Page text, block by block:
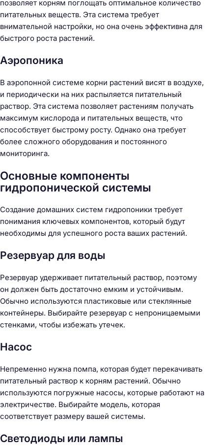
позволяет корням поглощать оптимальное количество
питательных веществ. Эта система требует
внимательной настройки, но она очень эффективна для
быстрого роста растений.
Аэропоника
В аэропонной системе корни растений висят в воздухе,
и периодически на них распыляется питательный
раствор. Эта система позволяет растениям получать
максимум кислорода и питательных веществ, что
способствует быстрому росту. Однако она требует
более сложного оборудования и постоянного
мониторинга.
Основные компоненты
гидропонической системы
Создание домашних систем гидропоники требует
понимания ключевых компонентов, который будут
необходимы для успешного роста ваших растений.
Резервуар для воды
Резервуар удерживает питательный раствор, поэтому
он должен быть достаточно емким и устойчивым.
Обычно используются пластиковые или стеклянные
контейнеры. Выбирайте резервуар с непроницаемыми
стенками, чтобы избежать утечек.
Насос
Непременно нужна помпа, которая будет перекачивать
питательный раствор к корням растений. Обычно
используются погружные насосы, которые работают на
электричестве. Выбирайте модель, которая
соответствует размеру вашей системы.
Светодиоды или лампы